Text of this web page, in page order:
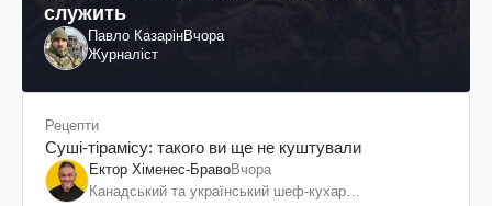
служить
Павло КазарінВчора
Журналіст
Рецепти
Суші-тірамісу: такого ви ще не куштували
Ектор Хіменес-БравоВчора
Канадський та український шеф-кухар